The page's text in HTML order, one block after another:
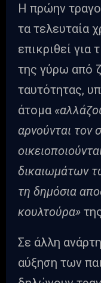
Η πρώην
τα τελευταία
επικριθεί για
της γύρω από
ταυτότητας,
άτομα
αρνούνται τον
δικαιωμάτων
τη δημόσια
κουλτούρα»
Σε άλλη
αύξηση των